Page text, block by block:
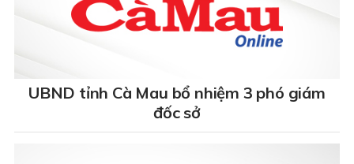
UBND tỉnh Cà Mau bổ nhiệm 3 phó giám
đốc sở